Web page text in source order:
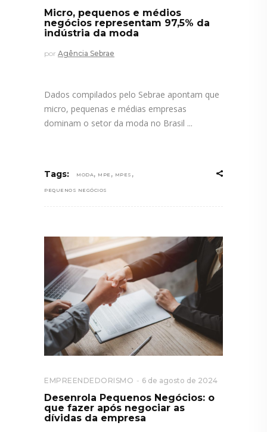
Micro, pequenos e médios
negócios representam 97,5% da
indústria da moda
por Agência Sebrae
Dados compilados pelo Sebrae apontam que
micro, pequenas e médias empresas
dominam o setor da moda no Brasil
Tags: MODA , MPE , MPES ,
PEQUENOS NEGÓCIOS
EMPREENDEDORISMO 6 de agosto de 2024
Desenrola Pequenos Negócios: o
que fazer após negociar as
dívidas da empresa